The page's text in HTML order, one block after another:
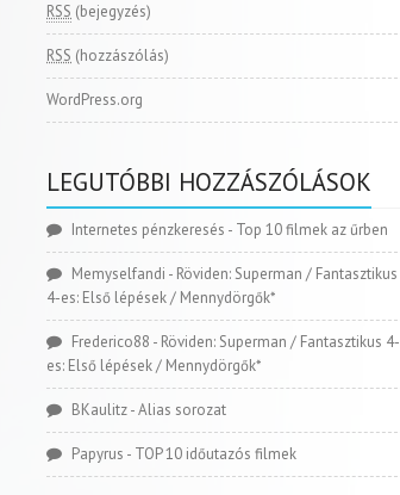
RSS (bejegyzés)
RSS (hozzászólás)
WordPress.org
LEGUTÓBBI HOZZÁSZÓLÁSOK
Internetes pénzkeresés - Top 10 filmek az űrben
Memyselfandi - Röviden: Superman / Fantasztikus
4-es: Első lépések / Mennydörgők*
Frederico88 - Röviden: Superman / Fantasztikus 4-
es: Első lépések / Mennydörgők*
BKaulitz-Alias sorozat
Papyrus - TOP 10 időutazós filmek